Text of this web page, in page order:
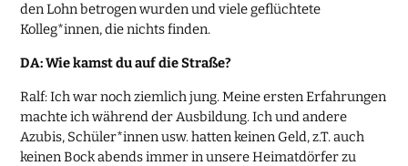
den Lohn betrogen wurden und viele geflüchtete
Kolleg*innen, die nichts finden.
DA: Wie kamst du auf die Straße?
Ralf: Ich war noch ziemlich jung. Meine ersten Erfahrungen
machte ich während der Ausbildung. Ich und andere
Azubis, Schüler*innen usw. hatten keinen Geld, z.T. auch
keinen Bock abends immer in unsere Heimatdörfer zu